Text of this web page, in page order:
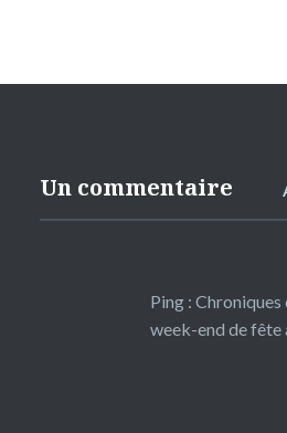
Un commentaire
Ping : Chroniques
week-end de fête